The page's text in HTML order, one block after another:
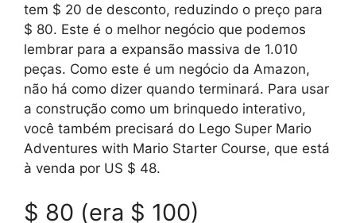
tem $ 20 de desconto, reduzindo o preço para
$ 80. Este é o melhor negócio que podemos
lembrar para a expansão massiva de 1.010
peças. Como este é um negócio da Amazon,
não há como dizer quando terminará. Para usar
a construção como um brinquedo interativo,
você também precisará do Lego Super Mario
Adventures with Mario Starter Course, que está
à venda por US $ 48.
$ 80 (era $ 100)